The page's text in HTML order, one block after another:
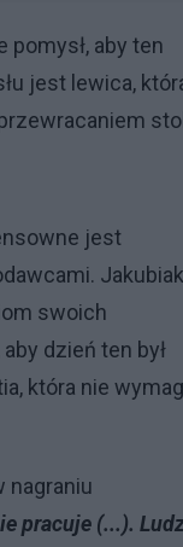
aby ten
jest lewica,
jest
Jakubiak
swoich
dzień ten był
która nie
nagraniu
pracuje (...).